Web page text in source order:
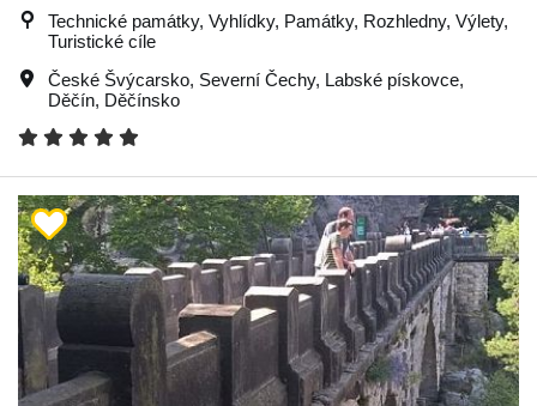
Technické památky, Vyhlídky, Památky, Rozhledny, Výlety,
Turistické cíle
České Švýcarsko, Severní Čechy, Labské pískovce,
Děčín, Děčínsko